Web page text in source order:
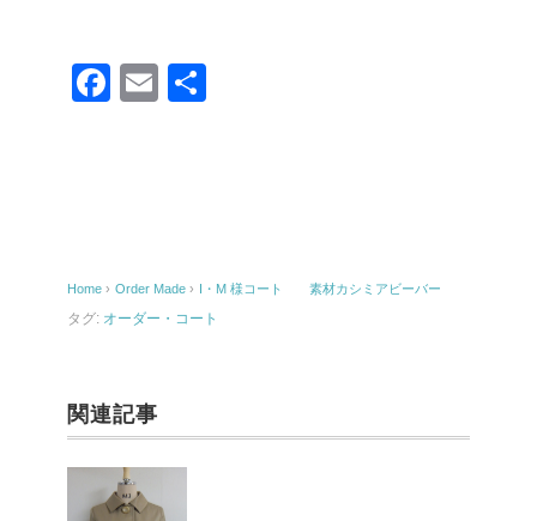
F
o
o
E
Home › Order Made › I・M 様コート 素材カシミアビーバー
タグ: オーダー・コート
関連記事